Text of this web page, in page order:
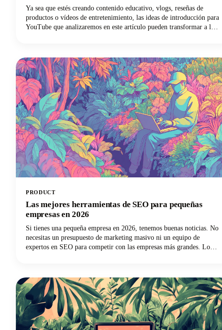
Ya sea que estés creando contenido educativo, vlogs, reseñas de
productos o vídeos de entretenimiento, las ideas de introducción para
YouTube que analizaremos en este artículo pueden transformar a los
la participación de los espectadores. Desde principios psicológicos
que impulsan la retención hasta plantillas prácticas que puedes
implementar de inmediato, ¡aquí encontrarás todo lo que necesitas
para mejorar tu juego de introducción a YouTube!
PRODUCT
Las mejores herramientas de SEO para pequeñas
empresas en 2026
Si tienes una pequeña empresa en 2026, tenemos buenas noticias. No
necesitas un presupuesto de marketing masivo ni un equipo de
expertos en SEO para competir con las empresas más grandes. Lo